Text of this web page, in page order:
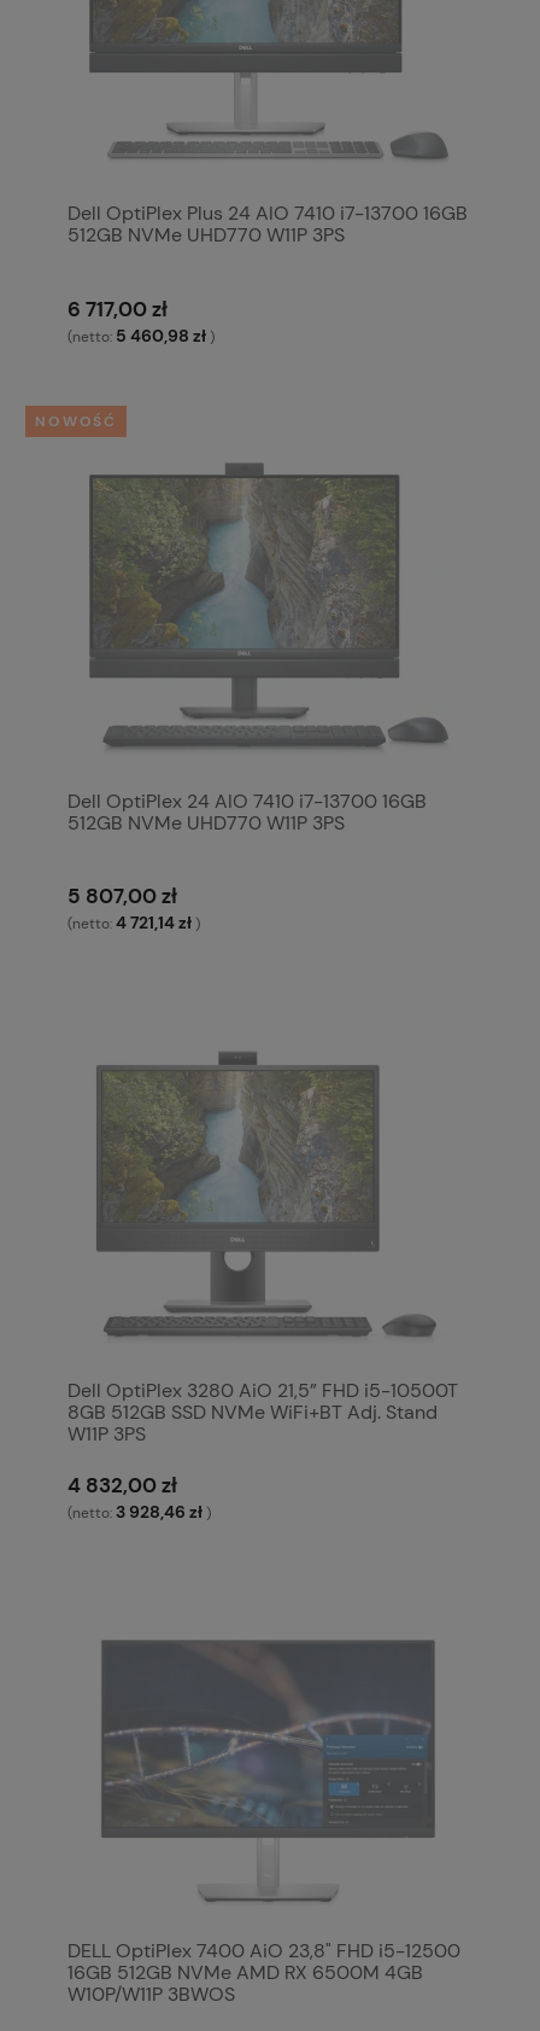
Dell OptiPlex Plus 24 AIO 7410 i7-13700 16GB
512GB NVMe UHD770 W11P 3PS
6 717,00 zł
(netto: 5 460,98 zł )
Dell OptiPlex 24 AIO 7410 i7-13700 16GB
512GB NVMe UHD770 W11P 3PS
5 807,00 zł
(netto:4 721,14 zł )
NOWOŚĆ
Dell OptiPlex 3280 AiO 21,5” FHD i5-10500T
8GB 512GB SSD NVMe WiFi+BT Adj. Stand
W11P 3PS
4 832,00 zł
(netto:3 928,46 zł )
DELL OptiPlex 7400 AiO 23,8" FHD i5-12500
16GB 512GB NVMe AMD RX 6500M 4GB
W10P/W11P 3BWOS